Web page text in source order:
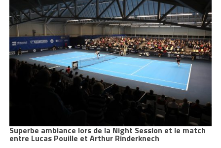
Superbe ambiance lors de la Night Session et le match
entre Lucas Pouille et Arthur Rinderknech